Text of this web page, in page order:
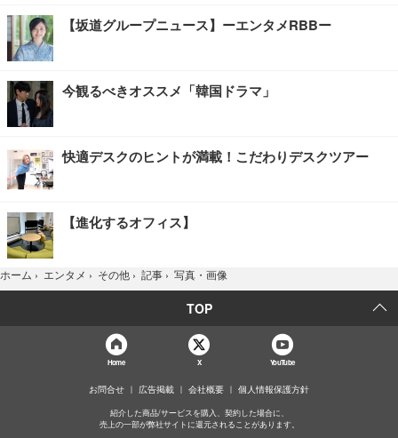
【坂道グループニュース】ーエンタメRBBー
今観るべきオススメ「韓国ドラマ」
快適デスクのヒントが満載！こだわりデスクツアー
【進化するオフィス】
ホーム › エンタメ › その他 › 記事 › 写真・画像
TOP
Home X YouTube
お問合せ 広告掲載 会社概要 個人情報保護方針
紹介した商品/サービスを購入、契約した場合に、
売上の一部が弊社サイトに還元されることがあります。